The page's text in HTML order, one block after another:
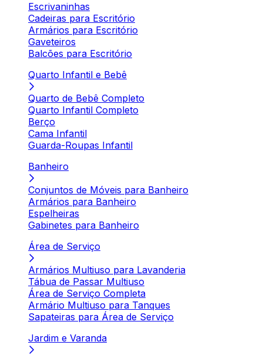
Escrivaninhas
Cadeiras para Escritório
Armários para Escritório
Gaveteiros
Balcões para Escritório
Quarto Infantil e Bebê
Quarto de Bebê Completo
Quarto Infantil Completo
Berço
Cama Infantil
Guarda-Roupas Infantil
Banheiro
Conjuntos de Móveis para Banheiro
Armários para Banheiro
Espelheiras
Gabinetes para Banheiro
Área de Serviço
Armários Multiuso para Lavanderia
Tábua de Passar Multiuso
Área de Serviço Completa
Armário Multiuso para Tanques
Sapateiras para Área de Serviço
Jardim e Varanda